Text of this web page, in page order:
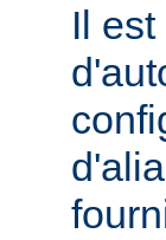
Il